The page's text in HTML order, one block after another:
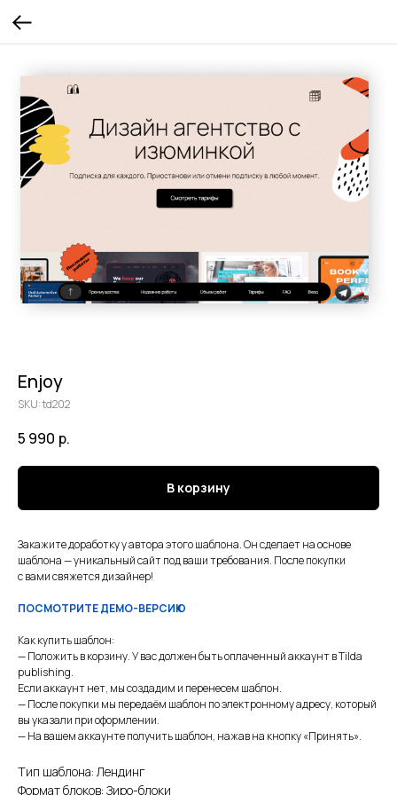
Enjoy
SKU:td202
5 990 р.
В корзину
Закажите доработку у автора этого шаблона. Он сделает на основе
шаблона — уникальный сайт под ваши требования. После покупки
с вами свяжется дизайнер!
ПОСМОТРИТЕ ДЕМО-ВЕРСИЮ
Как купить шаблон:
— Положить в корзину. У вас должен быть оплаченный аккаунт в Tilda
publishing.
Если аккаунт нет, мы создадим и перенесем шаблон.
— После покупки мы передаём шаблон по электронному адресу, который
вы указали при оформлении.
— На вашем аккаунте получить шаблон, нажав на кнопку «Принять».
Тип шаблона: Лендинг
Формат блоков: Зиро-блоки